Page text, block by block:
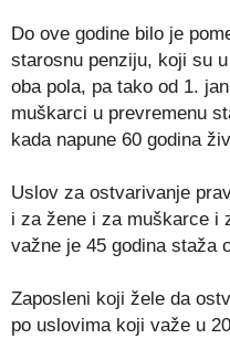
Do ove godine bilo je
starosnu penziju, koji su
oba pola, pa tako od 1.
muškarci u prevremenu
kada napune 60 godina
Uslov za ostvarivanje
i za žene i za muškarce i
važne je 45 godina staža
Zaposleni koji žele da
po uslovima koji važe u